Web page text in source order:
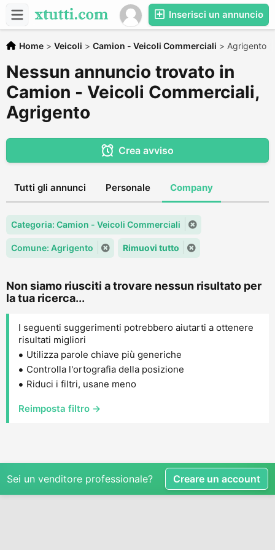
Inserisci un annuncio
Home > Veicoli > Camion - Veicoli Commerciali > Agrigento
Nessun annuncio trovato in
Camion - Veicoli Commerciali,
Agrigento
Crea avviso
Tutti gli annunci Personale Company
Categoria: Camion - Veicoli Commerciali
Comune: Agrigento Rimuovi tutto
Non siamo riusciti a trovare nessun risultato per
la tua ricerca...
I seguenti suggerimenti potrebbero aiutarti a ottenere
risultati migliori
Utilizza parole chiave più generiche
Controlla l'ortografia della posizione
Riduci i filtri, usane meno
Reimposta filtro →
Sei un venditore professionale? Creare un account